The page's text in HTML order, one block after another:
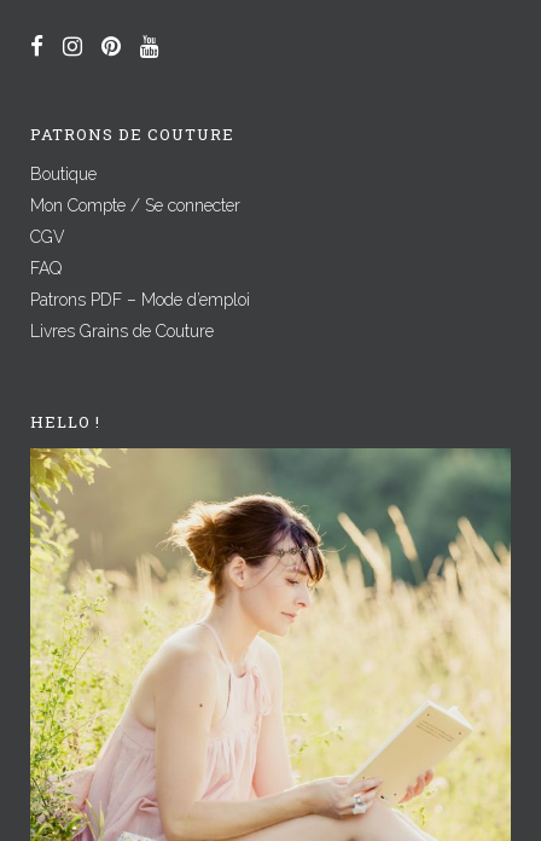
PATRONS DE COUTURE
Boutique
Mon Compte / Se connecter
CGV
FAQ
Patrons PDF – Mode d’emploi
Livres Grains de Couture
HELLO !